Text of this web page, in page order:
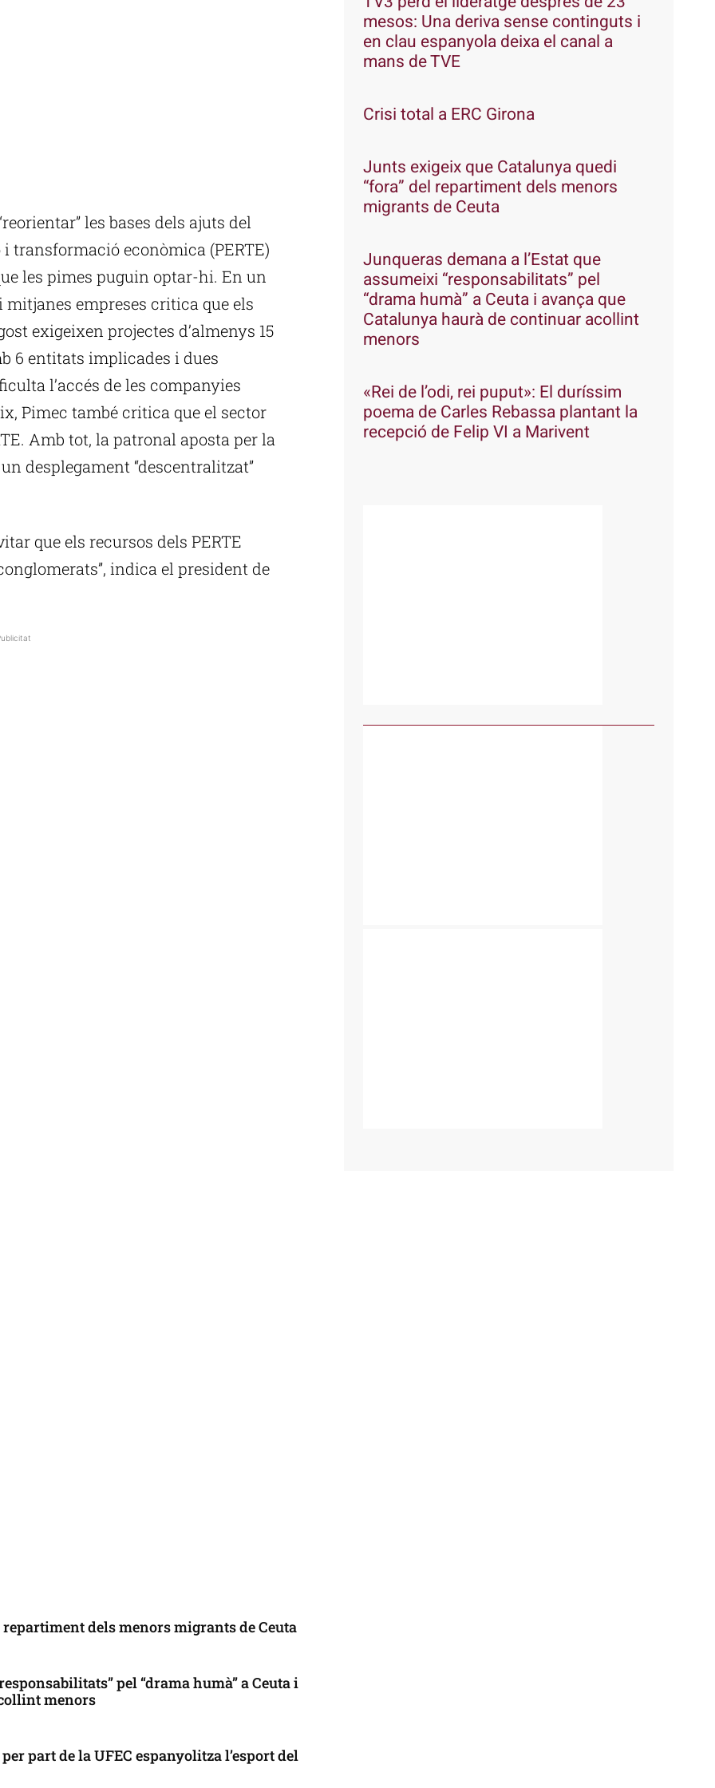
les bases dels ajuts del
transformació econòmica (PERTE)
les pimes puguin optar-hi. En un
empreses critica que els
exigeixen projectes d’almenys 15
6 entitats implicades i dues
l’accés de les companyies
Pimec també critica que el sector
Amb tot, la patronal aposta per la
desplegament “descentralitzat”
que els recursos dels PERTE
indica el president de
dels menors migrants de Ceuta
pel “drama humà” a Ceuta i
menors
part de la UFEC espanyolitza l’esport del
mesos: Una deriva sense continguts i
en clau espanyola deixa el canal a
mans de TVE
Crisi total a ERC Girona
Junts exigeix que Catalunya quedi
“fora” del repartiment dels menors
migrants de Ceuta
Junqueras demana a l’Estat que
assumeixi “responsabilitats” pel
“drama humà” a Ceuta i avança que
Catalunya haurà de continuar acollint
menors
«Rei de l’odi, rei puput»: El duríssim
poema de Carles Rebassa plantant la
recepció de Felip VI a Marivent